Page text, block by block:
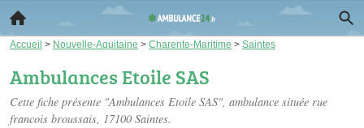
Accueil > Nouvelle-Aquitaine > Charente-Maritime > Saintes
Ambulances Etoile SAS
Cette fiche présente "Ambulances Etoile SAS", ambulance située rue
francois broussais, 17100 Saintes.